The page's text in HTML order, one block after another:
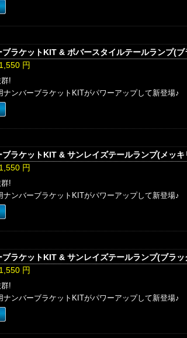
ラケットKIT & ボバースタイルテールランプ(ブ
円
!
ナンバーブラケットKITがパワーアップして新登場♪
ラケットKIT & サンレイズテールランプ(メッキ
円
!
ナンバーブラケットKITがパワーアップして新登場♪
ラケットKIT & サンレイズテールランプ(ブラッ
円
!
ナンバーブラケットKITがパワーアップして新登場♪